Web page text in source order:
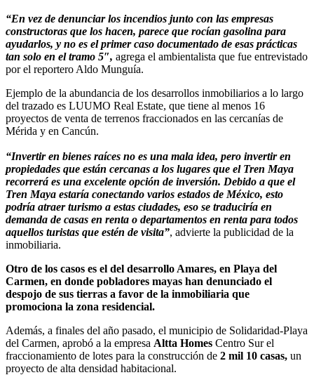
“En vez de denunciar los incendios junto con las empresas
constructoras que los hacen, parece que rocían gasolina para
ayudarlos, y no es el primer caso documentado de esas prácticas
tan solo en el tramo 5″, agrega el ambientalista que fue entrevistado
por el reportero Aldo Munguía.
Ejemplo de la abundancia de los desarrollos inmobiliarios a lo largo
del trazado es LUUMO Real Estate, que tiene al menos 16
proyectos de venta de terrenos fraccionados en las cercanías de
Mérida y en Cancún.
“Invertir en bienes raíces no es una mala idea, pero invertir en
propiedades que están cercanas a los lugares que el Tren Maya
recorrerá es una excelente opción de inversión. Debido a que el
Tren Maya estaría conectando varios estados de México, esto
podría atraer turismo a estas ciudades, eso se traduciría en
demanda de casas en renta o departamentos en renta para todos
aquellos turistas que estén de visita”, advierte la publicidad de la
inmobiliaria.
Otro de los casos es el del desarrollo Amares, en Playa del
Carmen, en donde pobladores mayas han denunciado el
despojo de sus tierras a favor de la inmobiliaria que
promociona la zona residencial.
Además, a finales del año pasado, el municipio de Solidaridad-Playa
del Carmen, aprobó a la empresa Altta Homes Centro Sur el
fraccionamiento de lotes para la construcción de 2 mil 10 casas, un
proyecto de alta densidad habitacional.